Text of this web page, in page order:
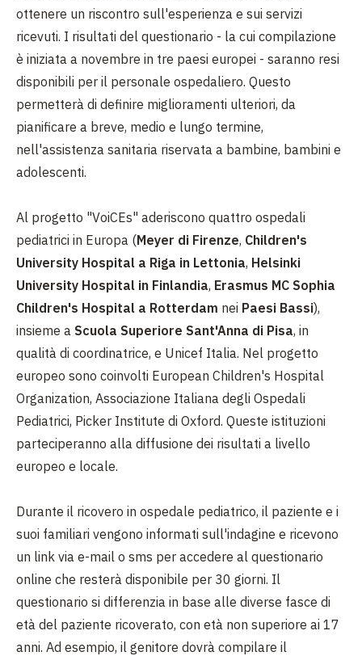
ottenere un riscontro sull'esperienza e sui servizi
ricevuti. I risultati del questionario - la cui compilazione
è iniziata a novembre in tre paesi europei - saranno resi
disponibili per il personale ospedaliero. Questo
permetterà di definire miglioramenti ulteriori, da
pianificare a breve, medio e lungo termine,
nell'assistenza sanitaria riservata a bambine, bambini e
adolescenti.
Al progetto "VoiCEs" aderiscono quattro ospedali
pediatrici in Europa (Meyer di Firenze, Children's
University Hospital a Riga in Lettonia, Helsinki
University Hospital in Finlandia, Erasmus MC Sophia
Children's Hospital a Rotterdam nei Paesi Bassi),
insieme a Scuola Superiore Sant'Anna di Pisa, in
qualità di coordinatrice, e Unicef Italia. Nel progetto
europeo sono coinvolti European Children's Hospital
Organization, Associazione Italiana degli Ospedali
Pediatrici, Picker Institute di Oxford. Queste istituzioni
parteciperanno alla diffusione dei risultati a livello
europeo e locale.
Durante il ricovero in ospedale pediatrico, il paziente e i
suoi familiari vengono informati sull'indagine e ricevono
un link via e-mail o sms per accedere al questionario
online che resterà disponibile per 30 giorni. Il
questionario si differenzia in base alle diverse fasce di
età del paziente ricoverato, con età non superiore ai 17
anni. Ad esempio, il genitore dovrà compilare il